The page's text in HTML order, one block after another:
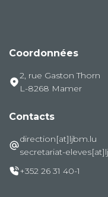
Coordonnées
2, rue Gaston Thorn
L-8268 Mamer
Contacts
direction[at]ljbm.lu
secretariat-
+352 26 31 40-1